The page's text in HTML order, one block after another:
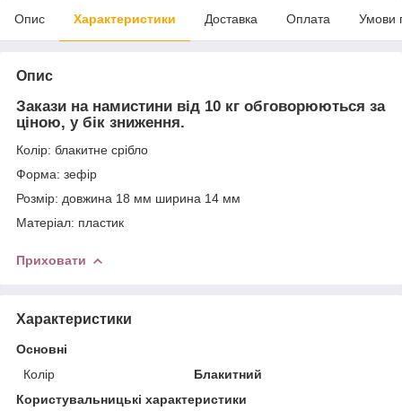
Опис Характеристики Доставка Оплата Умови
Опис
Закази на намистини від 10 кг обговорюються за
ціною, у бік зниження.
Колір: блакитне срібло
Форма: зефір
Розмір: довжина 18 мм ширина 14 мм
Матеріал: пластик
Приховати
Характеристики
Основні
Колір
Блакитний
Користувальницькі характеристики